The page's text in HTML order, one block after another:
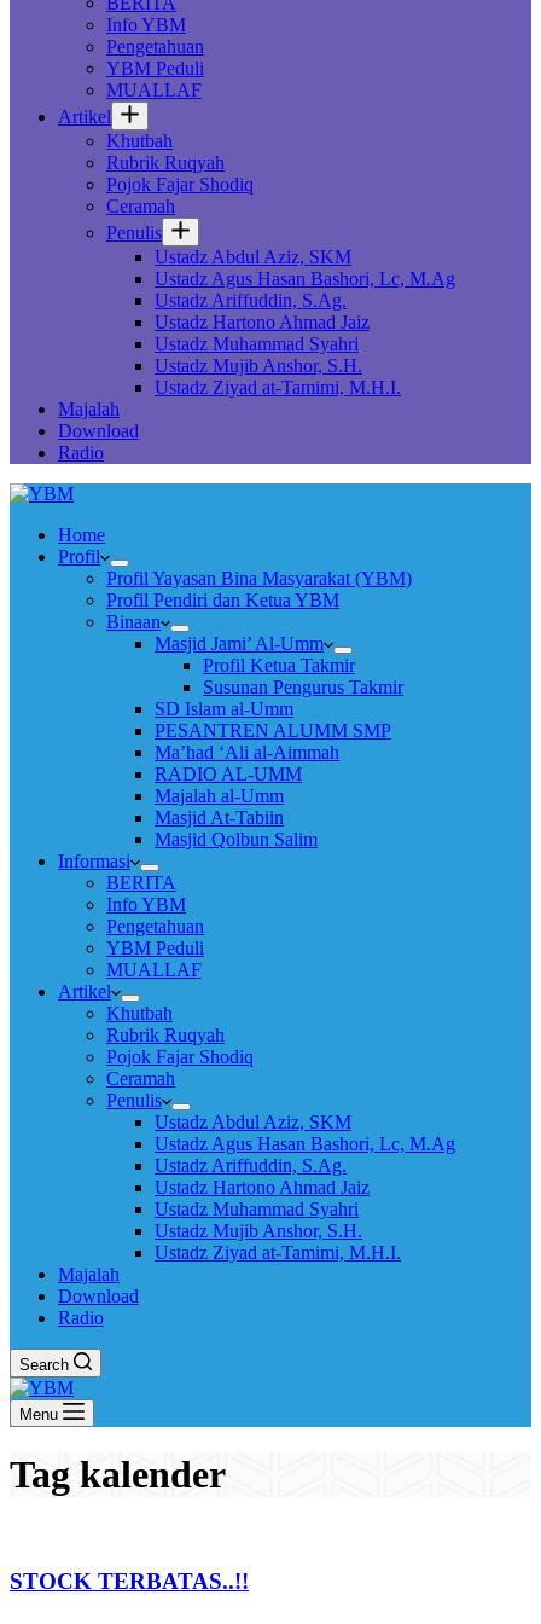
Info YBM
Pengetahuan
YBM Peduli
MUALLAF
Artikel
Khutbah
Rubrik Ruqyah
Pojok Fajar Shodiq
Ceramah
Penulis
Ustadz Abdul Aziz, SKM
Ustadz Agus Hasan Bashori, Lc, M.Ag
Ustadz Ariffuddin, S.Ag.
Ustadz Hartono Ahmad Jaiz
Ustadz Muhammad Syahri
Ustadz Mujib Anshor, S.H.
Ustadz Ziyad at-Tamimi, M.H.I.
Majalah
Download
Radio
Home
Profil
Profil Yayasan Bina Masyarakat (YBM)
Profil Pendiri dan Ketua YBM
Binaan
Masjid Jami’ Al-Umm
Profil Ketua Takmir
Susunan Pengurus Takmir
SD Islam al-Umm
PESANTREN ALUMM SMP
Ma’had ‘Ali al-Aimmah
RADIO AL-UMM
Majalah al-Umm
Masjid At-Tabiin
Masjid Qolbun Salim
Informasi
BERITA
Info YBM
Pengetahuan
YBM Peduli
MUALLAF
Artikel
Khutbah
Rubrik Ruqyah
Pojok Fajar Shodiq
Ceramah
Penulis
Ustadz Abdul Aziz, SKM
Ustadz Agus Hasan Bashori, Lc, M.Ag
Ustadz Ariffuddin, S.Ag.
Ustadz Hartono Ahmad Jaiz
Ustadz Muhammad Syahri
Ustadz Mujib Anshor, S.H.
Ustadz Ziyad at-Tamimi, M.H.I.
Majalah
Download
Radio
Search
Menu
Tag kalender
STOCK TERBATAS..!!